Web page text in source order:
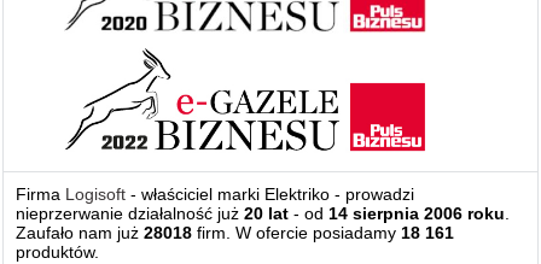
Firma Logisoft - właściciel marki Elektriko - prowadzi
nieprzerwanie działalność już20 lat - od14 sierpnia 2006 roku.
Zaufało nam już28018 firm. W ofercie posiadamy18 161
produktów.